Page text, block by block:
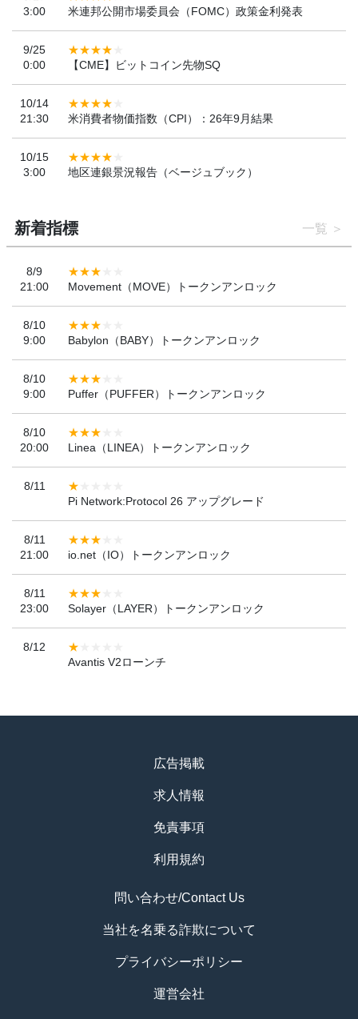
3:00
米連邦公開市場委員会（FOMC）政策金利発表
9/25
0:00
【CME】ビットコイン先物SQ
10/14
21:30
米消費者物価指数（CPI）：26年9月結果
10/15
3:00
地区連銀景況報告（ベージュブック）
新着指標 一覧
8/9
21:00
Movement（MOVE）トークンアンロック
8/10
9:00
Babylon（BABY）トークンアンロック
8/10
9:00
Puffer（PUFFER）トークンアンロック
8/10
20:00
Linea（LINEA）トークンアンロック
8/11
Pi Network:Protocol 26 アップグレード
8/11
21:00
io.net（IO）トークンアンロック
8/11
23:00
Solayer（LAYER）トークンアンロック
8/12
Avantis V2ローンチ
広告掲載
求人情報
免責事項
利用規約
問い合わせ/Contact Us
当社を名乗る詐欺について
プライバシーポリシー
運営会社